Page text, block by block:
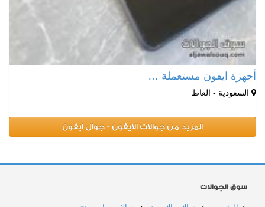
أجهزة ايفون مستعملة …
السعودية - الغاط
المزيد من جوالات الايفون - جوال ايفون
سوق الجوالات